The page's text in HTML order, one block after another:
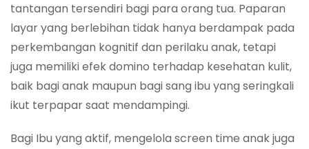
tantangan tersendiri bagi para orang tua. Paparan
layar yang berlebihan tidak hanya berdampak pada
perkembangan kognitif dan perilaku anak, tetapi
juga memiliki efek domino terhadap kesehatan kulit,
baik bagi anak maupun bagi sang ibu yang seringkali
ikut terpapar saat mendampingi.
Bagi Ibu yang aktif, mengelola screen time anak juga